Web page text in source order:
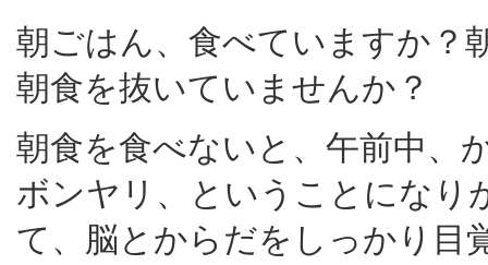
朝ごはん、食べていますか？
朝食を抜いていませんか？
朝食を食べないと、午前中、
ボンヤリ、ということになり
て、脳とからだをしっかり目